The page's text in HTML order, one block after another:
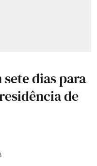
dias para
de